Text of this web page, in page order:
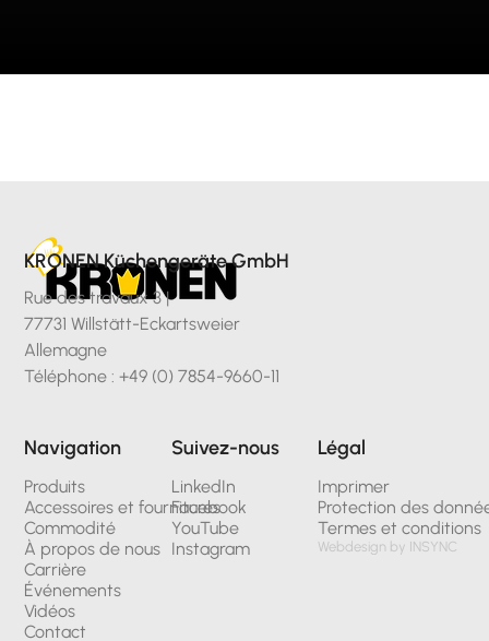
KRONEN Küchengeräte GmbH
Rue des travaux 3 |
77731 Willstätt-Eckartsweier
Allemagne
Téléphone : +49 (0) 7854-9660-11
Navigation
Produits
Accessoires et fournitures
Commodité
À propos de nous
Carrière
Événements
Vidéos
Contact
Suivez-nous
LinkedIn
Facebook
YouTube
Instagram
Légal
Imprimer
Protection des
Termes et conditions
Webdesign by INSYNC